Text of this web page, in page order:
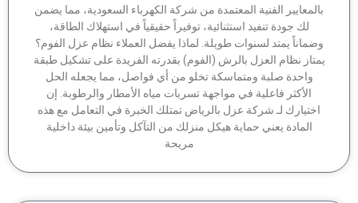
الفنية المعتمدة من شركة الكهرباء السعودية، مما يضمن
لك جودة تنفيذ استثنائية، توفيراً حقيقياً في استهلاك الطاقة،
يمتد لسنوات طويلة. لماذا يفضل العملاء نظام عزل الفوم؟
نظام العزل بالرش (الفوم) بقدرته الفريدة على تشكيل طبقة
واحدة صلبة ومتماسكة تخلو من أي فواصل، مما يجعله الحل
الأكثر فاعلية في مواجهة تسربات مياه الأمطار والرطوبة. إن
لـ شركة عزل بالرياض تمتلك الخبرة في التعامل مع هذه
المادة يعني حماية هيكل منزلك من التآكل وتأمين بيئة داخلية